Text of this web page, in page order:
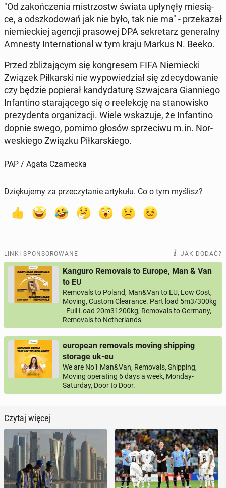
"Od za­koń­cze­nia mi­strzostw świata upły­nę­ły mie­sią­
ce, a od­szko­do­wań jak nie było, tak nie ma" - prze­ka­zał
nie­miec­kiej agencji pra­so­wej DPA se­kre­tarz ge­ne­ral­ny
Amnesty In­ter­na­tio­nal w tym kraju Markus N. Beeko.
Przed zbli­ża­ją­cym się kon­gre­sem FIFA Nie­miec­ki
Związek Pił­kar­ski nie wy­po­wie­dział się zde­cy­do­wa­nie
czy będzie po­pie­rał kan­dy­da­tu­rę Szwaj­ca­ra Gian­nie­go
In­fan­ti­no sta­ra­ją­ce­go się o re­elek­cję na sta­no­wi­sko
pre­zy­den­ta or­ga­ni­za­cji. Wiele wska­zu­je, że In­fan­ti­no
dopnie swego, pomimo głosów sprze­ci­wu m.in. Nor­
we­skie­go Związku Pił­kar­skie­go.
PAP / Agata Czarnecka
Dziękujemy za przeczytanie artykułu. Co o tym myślisz?
LINKI SPONSOROWANE JAK DODAĆ?
Kanguro Removals to Europe, Man & Van
to EU
Removals to Poland, Man&Van to EU, Low Cost,
Moving, Custom Clearance. Part load 5m3/300kg
- Full Load 20m31200kg, Removals to Germany,
Removals to Netherlands
european removals moving shipping
storage uk-eu
We are No1 Man&Van, Removals, Shipping,
Moving operating 6 days a week, Monday-
Saturday, Door to Door.
Czytaj więcej